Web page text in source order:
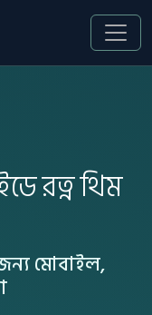
রত্ন থিম
মোবাইল,